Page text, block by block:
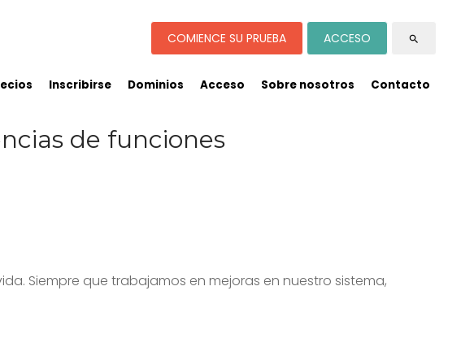
Inscribirse Dominios Acceso Sobre nosotros Contacto
COMIENCE SU PRUEBA ACCESO search
de funciones
Siempre que trabajamos en mejoras en nuestro sistema,